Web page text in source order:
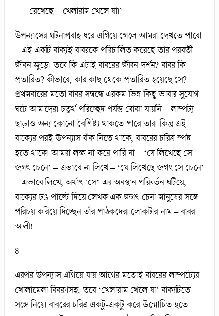
রেখেছে – খেলারাম খেলে যা।’
উপন্যাসের ঘটনাপ্রবাহ ধরে এগিয়ে গেলে আমরা দেখতে পাবো
– এই একটি বাক্যই বাবরকে পরিচালিত করেছে তার পরবর্তী
জীবন জুড়ে। তবে কি এটাই বাবরের জীবন-দর্শন? বাবর কি
প্রতারিত? কীভাবে, কার কাছ থেকে প্রতারিত হয়েছে সে?
প্রথমবারের মতো বাবর সম্বন্ধে এরকম ভিন্ন কিছু ভাবার সুযোগ
ঘটে আমাদের। চতুর্থ পরিচ্ছেদ পর্যন্ত বোঝা যায়নি – লাম্পট্য
ছাড়াও অন্য কোনো বৈশিষ্ট্য থাকতে পারে তার। কিন্তু এই
বাক্যের পরই উপন্যাস বাঁক নিতে থাকে, বাবরের চরিত্র স্পষ্ট
হতে থাকে। আমরা লক্ষ না করে পারি না – ‘যে লিখেছে সে
জগৎ চেনে’ – এভাবে না লিখে – ‘যে লিখেছে জগৎ সে চেনে’
– এভাবে লিখে, অর্থাৎ ‘সে’-এর অবস্থান পরিবর্তন ঘটিয়ে,
বাক্যের ঢঙ পাল্টে দিয়ে লেখক এক জগৎ-চেনা মানুষের সঙ্গে
পরিচয় করিয়ে দিচ্ছেন তাঁর পাঠকদের। লোকটার নাম – বাবর
আলী!
৪
এরপর উপন্যাস এগিয়ে যায় আগের মতোই বাবরের লাম্পট্যের
খোলামেলা বিবরণসহ, তবে ‘খেলারাম খেলে যা’ বাক্যটিতে
সঙ্গে নিয়ে। বাবরের চরিত্র একটু-একটু করে উন্মোচিত হতে